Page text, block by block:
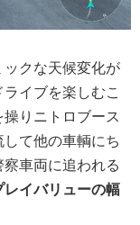
クな天候変化が
イブを楽しむこ
りニトロブース
て他の車輌にち
車両に追われる
レイバリューの幅